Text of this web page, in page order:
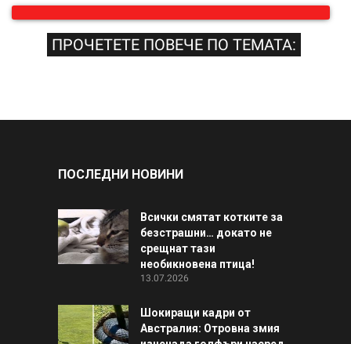
ПРОЧЕТЕТЕ ПОВЕЧЕ ПО ТЕМАТА:
ПОСЛЕДНИ НОВИНИ
Всички смятат котките за
безстрашни… докато не
срещнат тази
необикновена птица!
13.07.2026
Шокиращи кадри от
Австралия: Отровна змия